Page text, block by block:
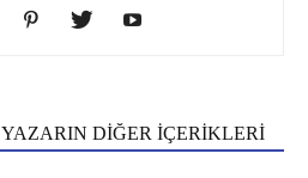
YAZARIN DİĞER İÇERİKLERİ